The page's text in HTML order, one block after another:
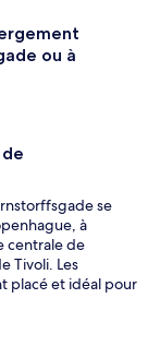
ou à
se
à
centrale de
Tivoli. Les
placé et idéal pour